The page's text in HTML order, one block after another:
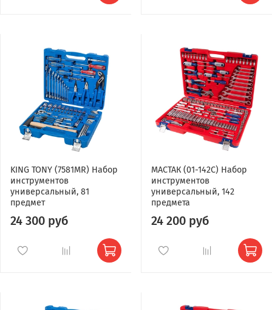
KING TONY (7581MR) Набор
инструментов
универсальный, 81
предмет
24 300 руб
МАСТАК (01-142C) Набор
инструментов
универсальный, 142
предмета
24 200 руб